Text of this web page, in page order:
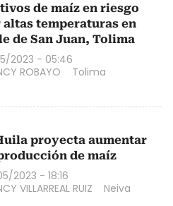
de maíz en riesgo
altas temperaturas en
de San Juan, Tolima
2023 - 05:46
ROBAYO
Tolima
proyecta aumentar
de maíz
2023 - 18:16
VILLARREAL RUIZ
Neiva